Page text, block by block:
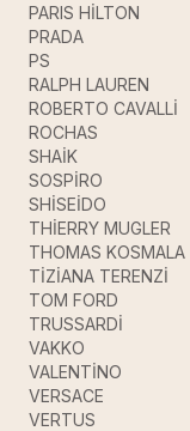
PARIS HİLTON
PRADA
PS
RALPH LAUREN
ROBERTO CAVALLİ
ROCHAS
SHAİK
SOSPİRO
SHİSEİDO
THİERRY MUGLER
THOMAS KOSMALA
TİZİANA TERENZİ
TOM FORD
TRUSSARDİ
VAKKO
VALENTİNO
VERSACE
VERTUS